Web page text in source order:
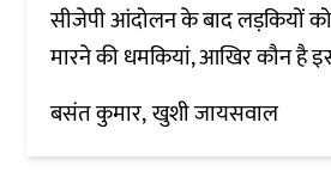
सीजेपी आंदोलन के बाद लड़कियों
मारने की धमकियां, आखिर कौन है
बसंत कुमार खुशी जायसवाल